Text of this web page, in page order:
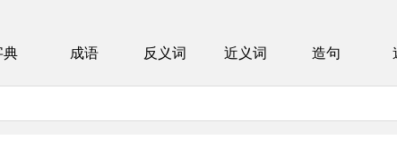
典 成语 反义词 近义词 造句